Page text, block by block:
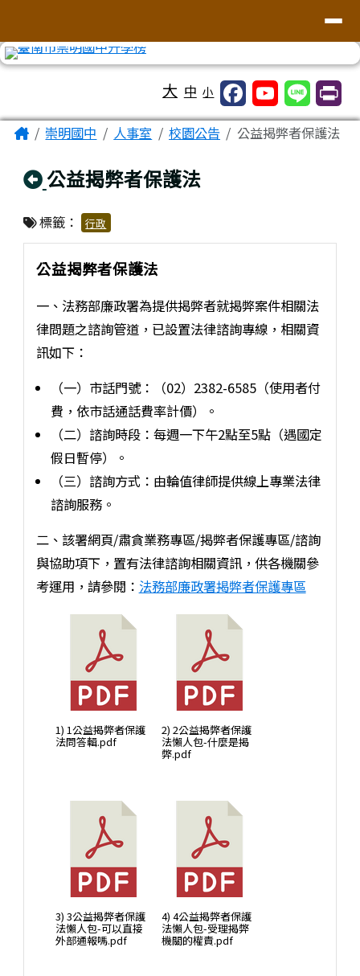
大 中 小
主內容區域
Home崇明國中 人事室 校園公告 公益揭弊者保護法
回上頁
公益揭弊者保護法
標籤： 行政
公益揭弊者保護法
一、法務部廉政署為提供揭弊者就揭弊案件相關法
律問題之諮詢管道，已設置法律諮詢專線，相關資
訊如下：
（一）市話門號：（02）2382-6585（使用者付
費，依市話通話費率計價）。
（二）諮詢時段：每週一下午2點至5點（遇國定
假日暫停）。
（三）諮詢方式：由輪值律師提供線上專業法律
諮詢服務。
二、該署網頁/肅貪業務專區/揭弊者保護專區/諮詢
與協助項下，置有法律諮詢相關資訊，供各機關參
考運用，請參閱： 法務部廉政署揭弊者保護專區
1) 1公益揭弊者保護
法問答輯.pdf
2) 2公益揭弊者保護
法懶人包-什麼是揭
弊.pdf
3) 3公益揭弊者保護
法懶人包-可以直接
外部通報嗎.pdf
4) 4公益揭弊者保護
法懶人包-受理揭弊
機關的權責.pdf
頁尾區域